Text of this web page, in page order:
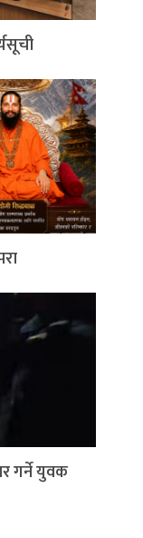
गर्ने युवक